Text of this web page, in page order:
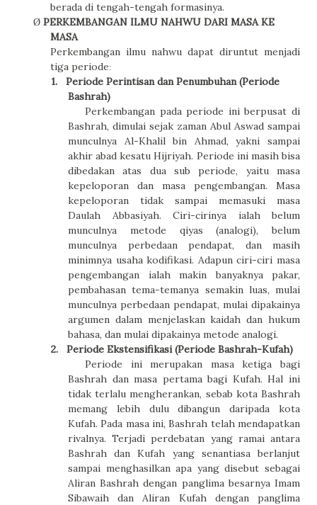
berada di tengah-tengah formasinya.
Ø PERKEMBANGAN ILMU NAHWU DARI MASA KE
MASA
Perkembangan ilmu nahwu dapat diruntut menjadi
tiga periode:
1.
Periode Perintisan dan Penumbuhan (Periode
Bashrah)
Perkembangan pada periode ini berpusat di
Bashrah, dimulai sejak zaman Abul Aswad sampai
munculnya Al-Khalil bin Ahmad, yakni sampai
akhir abad kesatu Hijriyah. Periode ini masih bisa
dibedakan atas dua sub periode, yaitu masa
kepeloporan dan masa pengembangan. Masa
kepeloporan tidak sampai memasuki masa
Daulah Abbasiyah. Ciri-cirinya ialah belum
munculnya metode qiyas (analogi), belum
munculnya perbedaan pendapat, dan masih
minimnya usaha kodifikasi. Adapun ciri-ciri masa
pengembangan ialah makin banyaknya pakar,
pembahasan tema-temanya semakin luas, mulai
munculnya perbedaan pendapat, mulai dipakainya
argumen dalam menjelaskan kaidah dan hukum
bahasa, dan mulai dipakainya metode analogi.
2.
Periode Ekstensifikasi (Periode Bashrah-Kufah)
Periode ini merupakan masa ketiga bagi
Bashrah dan masa pertama bagi Kufah. Hal ini
tidak terlalu mengherankan, sebab kota Bashrah
memang lebih dulu dibangun daripada kota
Kufah. Pada masa ini, Bashrah telah mendapatkan
rivalnya. Terjadi perdebatan yang ramai antara
Bashrah dan Kufah yang senantiasa berlanjut
sampai menghasilkan apa yang disebut sebagai
Aliran Bashrah dengan panglima besarnya Imam
Sibawaih dan Aliran Kufah dengan panglima